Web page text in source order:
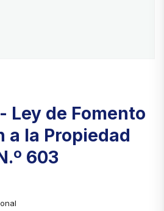
Ley de Fomento
a la Propiedad
603